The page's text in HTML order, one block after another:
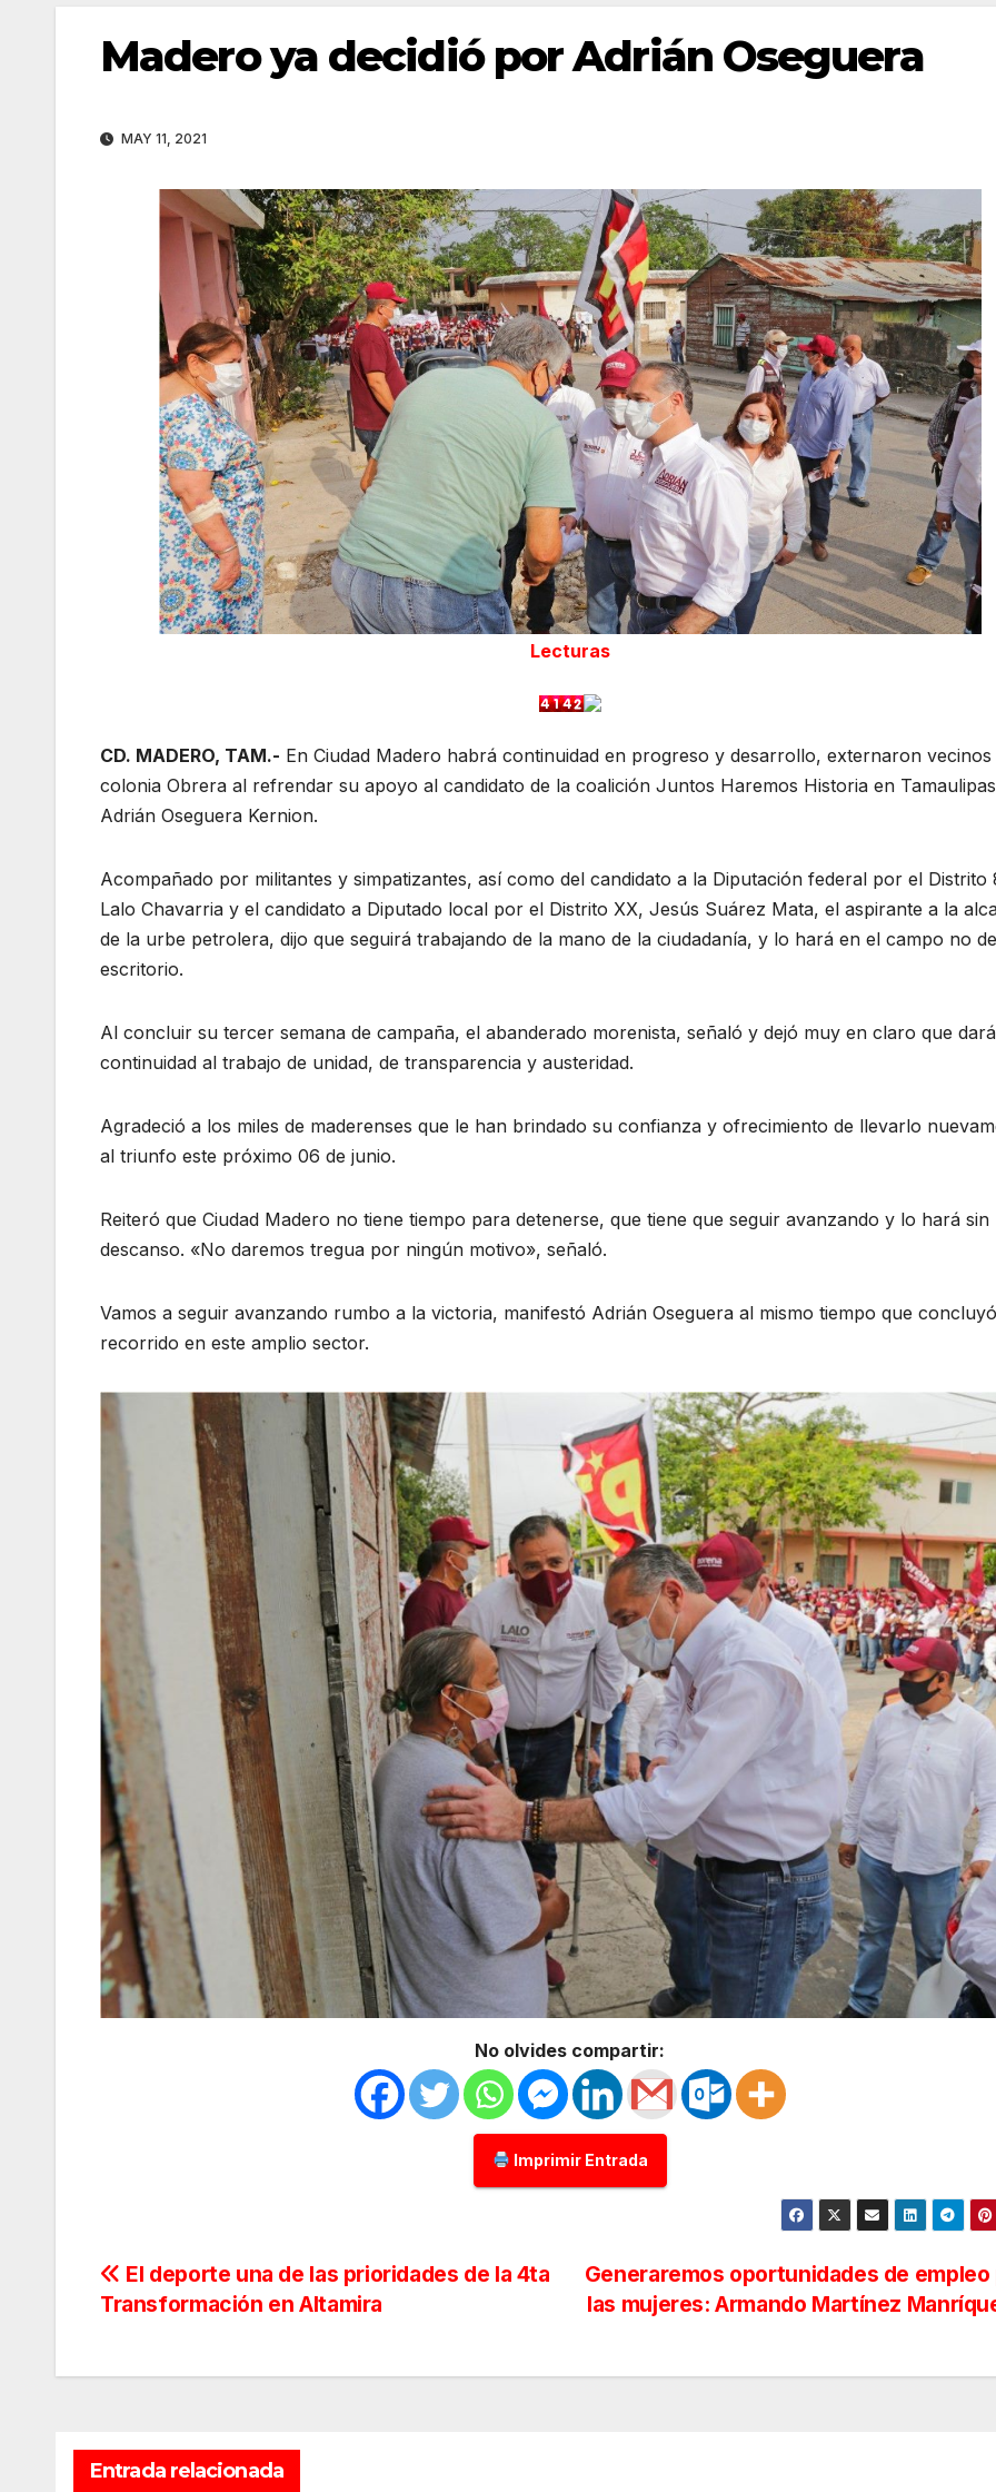
Madero ya decidió por Adrián Oseguera
MAY 11, 2021
Lecturas
CD. MADERO, TAM.- En Ciudad Madero habrá continuidad en progreso y desarrollo, externaron vecinos
colonia Obrera al refrendar su apoyo al candidato de la coalición Juntos Haremos Historia en
Adrián Oseguera Kernion.
Acompañado por militantes y simpatizantes, así como del candidato a la Diputación federal por el Distrito
Lalo Chavarria y el candidato a Diputado local por el Distrito XX, Jesús Suárez Mata, el aspirante a la
de la urbe petrolera, dijo que seguirá trabajando de la mano de la ciudadanía, y lo hará en el campo no de
escritorio.
Al concluir su tercer semana de campaña, el abanderado morenista, señaló y dejó muy en claro que dará
continuidad al trabajo de unidad, de transparencia y austeridad.
Agradeció a los miles de maderenses que le han brindado su confianza y ofrecimiento de llevarlo
al triunfo este próximo 06 de junio.
Reiteró que Ciudad Madero no tiene tiempo para detenerse, que tiene que seguir avanzando y lo hará sin
descanso. «No daremos tregua por ningún motivo», señaló.
Vamos a seguir avanzando rumbo a la victoria, manifestó Adrián Oseguera al mismo tiempo que
recorrido en este amplio sector.
No olvides compartir:
Imprimir Entrada
Navegación
entradas
Generaremos oportunidades de empleo
las mujeres: Armando Martínez
El deporte una de las prioridades de la 4ta
Transformación en Altamira
Entrada relacionada